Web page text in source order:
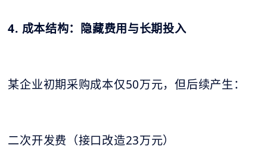
4. 成本结构：隐藏费用与长期投入
某企业初期采购成本仅50万元，但后续产生：
二次开发费（接口改造23万元）